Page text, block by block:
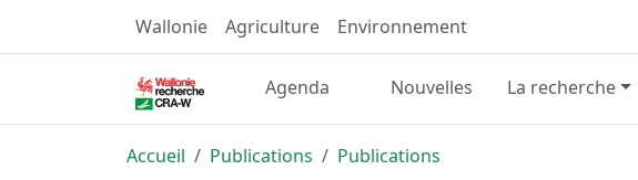
Wallonie Agriculture Environnement
Agenda Nouvelles La recherche
Accueil Publications Publications